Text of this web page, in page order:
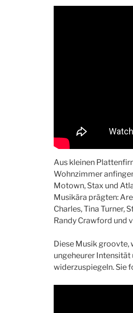
Aus kleinen
Wohnzimmer
Motown, Stax und
Musikära prägten:
Charles, Tina Turner,
Randy Crawford und
Diese Musik groovte,
ungeheurer Intensität
widerzuspiegeln. Sie